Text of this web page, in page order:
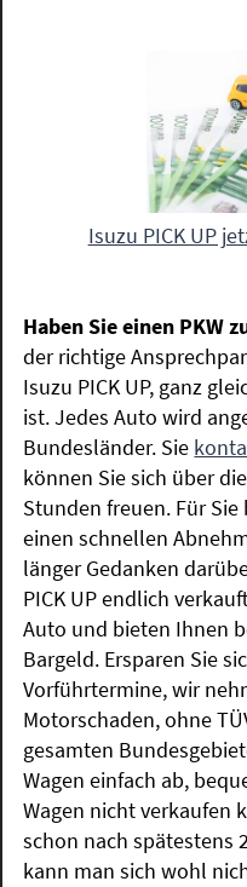
Isuzu PICK UP
Haben Sie einen PKW
der richtige
Isuzu PICK UP, ganz
ist. Jedes Auto wird
Bundesländer. Sie
können Sie sich über
Stunden freuen. Für
einen schnellen
länger Gedanken
PICK UP endlich
Auto und bieten Ihnen
Bargeld. Ersparen Sie
Vorführtermine, wir
Motorschaden, ohne
gesamten
Wagen einfach ab,
Wagen nicht verkaufen
schon nach spätestens
kann man sich wohl